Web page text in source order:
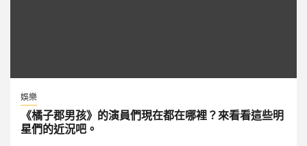
娛樂
《橘子郡男孩》的演員們現在都在哪裡？來看看這些明
星們的近況吧。